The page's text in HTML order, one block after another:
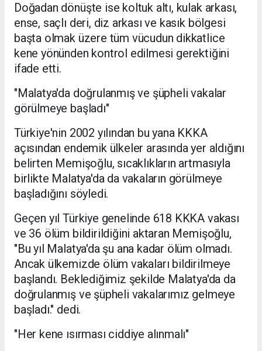
Doğadan dönüşte ise koltuk altı, kulak arkası,
ense, saçlı deri, diz arkası ve kasık bölgesi
başta olmak üzere tüm vücudun dikkatlice
kene yönünden kontrol edilmesi gerektiğini
ifade etti.
"Malatya'da doğrulanmış ve şüpheli vakalar
görülmeye başladı"
Türkiye'nin 2002 yılından bu yana KKKA
açısından endemik ülkeler arasında yer aldığını
belirten Memişoğlu, sıcaklıkların artmasıyla
birlikte Malatya'da da vakaların görülmeye
başladığını söyledi.
Geçen yıl Türkiye genelinde 618 KKKA vakası
ve 36 ölüm bildirildiğini aktaran Memişoğlu,
"Bu yıl Malatya'da şu ana kadar ölüm olmadı.
Ancak ülkemizde ölüm vakaları bildirilmeye
başlandı. Beklediğimiz şekilde Malatya'da da
doğrulanmış ve şüpheli vakalarımız gelmeye
başladı." dedi.
"Her kene ısırması ciddiye alınmalı"